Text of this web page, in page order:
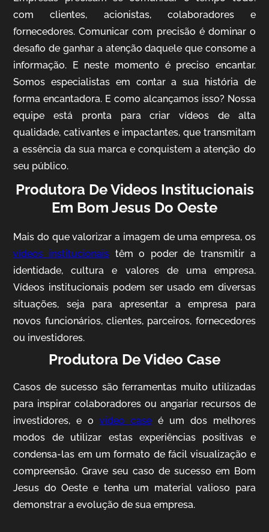
IQVIA
Cobertura de Eventos
Mosaic
Vídeo Case
com clientes, acionistas, colaboradores e
fornecedores. Comunicar com precisão é dominar o
desafio de ganhar a atenção daquele que consome a
informação. E neste momento é preciso encantar.
Somos especialistas em contar a sua história de
forma encantadora. E como alcançamos isso? Nossa
equipe está pronta para criar vídeos de alta
qualidade, cativantes e impactantes, que transmitam
a essência da sua marca e conquistem a atenção do
seu público.
Produtora De Videos Institucionais
Em Bom Jesus Do Oeste
Mais do que valorizar a imagem de uma empresa, os
vídeos institucionais têm o poder de transmitir a
identidade, cultura e valores de uma empresa.
Vídeos institucionais podem ser usado em diversas
situações, seja para apresentar a empresa para
novos funcionários, clientes, parceiros, fornecedores
ou investidores.
Produtora De Video Case
Casos de sucesso são ferramentas muito utilizadas
para inspirar colaboradores ou angariar recursos de
investidores, e ovideo case é um dos melhores
modos de utilizar estas experiências positivas e
condensa-las em um formato de fácil visualização e
compreensão. Grave seu caso de sucesso em Bom
Jesus do Oeste e tenha um material valioso para
demonstrar a evolução de sua empresa.